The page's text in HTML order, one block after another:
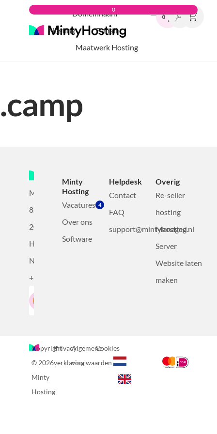
Domeinnaam
Hosting
E-mail
Maatwerk Hosting
0
.camp
Mollerusweg
82
2031BZ
Haarlem,
Nederland
+31232305815
Minty
Hosting
Vacatures 4
Over ons
Software
Helpdesk
Contact
FAQ
support@mintyhosting.nl
Overig
Re-seller
hosting
Managed
Server
Website laten
maken
Copyright
© 2026
Minty
Hosting
Privacy
verklaring
Algemene
voorwaarden
Cookies